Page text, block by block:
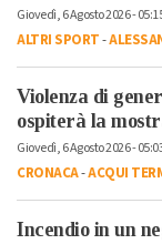
Giovedì, 6 Agosto 2026 -
ALTRI SPORT-
Violenza di
ospiterà la
Giovedì, 6 Agosto 2026 -
CRONACA-ACQUI
Incendio in un